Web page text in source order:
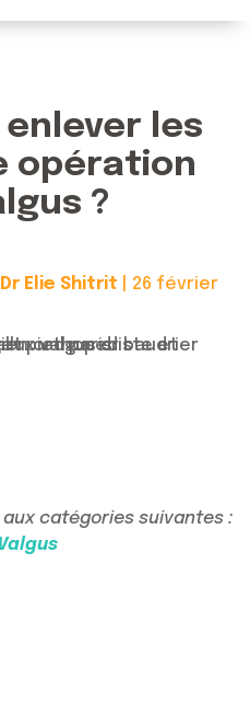
les
opération
?
Elie Shitrit
26 février
catégories suivantes :